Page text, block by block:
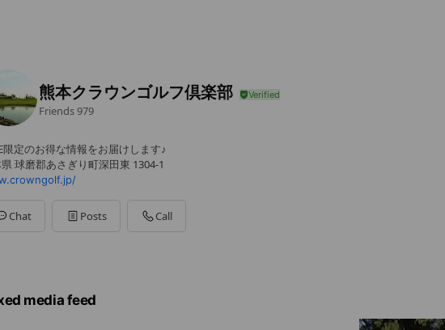
熊本クラウンゴルフ倶楽部
Friends979
限定のお得な情報をお届けします♪
球磨郡あさぎり町深田東 1304-1
Chat Posts Call
media feed